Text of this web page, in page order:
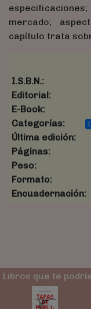
especificaciones;
mercado;
capítulo trata
I.S.B.N.:
Editorial:
E-Book:
Categorías:
Última edición:
Páginas:
Peso:
Formato:
Encuadernación:
Libros que te